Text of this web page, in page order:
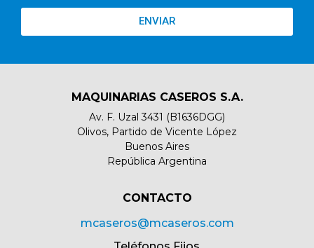
ENVIAR
MAQUINARIAS CASEROS S.A.
Av. F. Uzal 3431 (B1636DGG)
Olivos, Partido de Vicente López
Buenos Aires
República Argentina
CONTACTO​
mcaseros@mcaseros.com